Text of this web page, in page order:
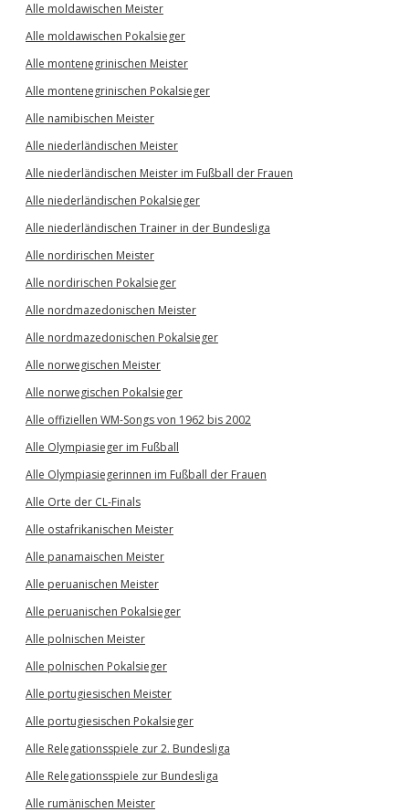
Alle moldawischen Meister
Alle moldawischen Pokalsieger
Alle montenegrinischen Meister
Alle montenegrinischen Pokalsieger
Alle namibischen Meister
Alle niederländischen Meister
Alle niederländischen Meister im Fußball der Frauen
Alle niederländischen Pokalsieger
Alle niederländischen Trainer in der Bundesliga
Alle nordirischen Meister
Alle nordirischen Pokalsieger
Alle nordmazedonischen Meister
Alle nordmazedonischen Pokalsieger
Alle norwegischen Meister
Alle norwegischen Pokalsieger
Alle offiziellen WM-Songs von 1962 bis 2002
Alle Olympiasieger im Fußball
Alle Olympiasiegerinnen im Fußball der Frauen
Alle Orte der CL-Finals
Alle ostafrikanischen Meister
Alle panamaischen Meister
Alle peruanischen Meister
Alle peruanischen Pokalsieger
Alle polnischen Meister
Alle polnischen Pokalsieger
Alle portugiesischen Meister
Alle portugiesischen Pokalsieger
Alle Relegationsspiele zur 2. Bundesliga
Alle Relegationsspiele zur Bundesliga
Alle rumänischen Meister